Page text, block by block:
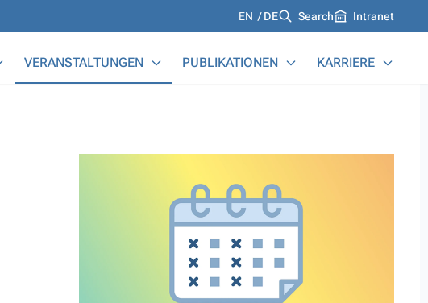
Languages
EN DE Search Intranet
VERANSTALTUNGEN PUBLIKATIONEN KARRIERE